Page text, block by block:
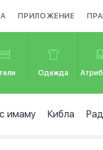
ПРИЛОЖЕНИЕ
Одежда
имаму Кибла